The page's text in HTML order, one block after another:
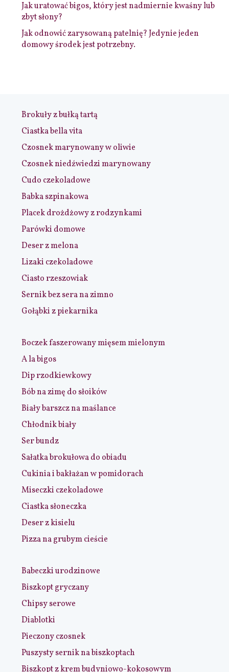
Jak uratować bigos, który jest nadmiernie kwaśny lub
zbyt słony?
Jak odnowić zarysowaną patelnię? Jedynie jeden
domowy środek jest potrzebny.
Brokuły z bułką tartą
Ciastka bella vita
Czosnek marynowany w oliwie
Czosnek niedźwiedzi marynowany
Cudo czekoladowe
Babka szpinakowa
Placek drożdżowy z rodzynkami
Parówki domowe
Deser z melona
Lizaki czekoladowe
Ciasto rzeszowiak
Sernik bez sera na zimno
Gołąbki z piekarnika
Boczek faszerowany mięsem mielonym
A la bigos
Dip rzodkiewkowy
Bób na zimę do słoików
Biały barszcz na maślance
Chłodnik biały
Ser bundz
Sałatka brokułowa do obiadu
Cukinia i bakłażan w pomidorach
Miseczki czekoladowe
Ciastka słoneczka
Deser z kisielu
Pizza na grubym cieście
Babeczki urodzinowe
Biszkopt gryczany
Chipsy serowe
Diablotki
Pieczony czosnek
Puszysty sernik na biszkoptach
Biszkopt z krem budyniowo-kokosowym